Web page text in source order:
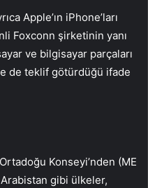
Apple’ın iPhone’ları
Foxconn şirketinin yanı
ve bilgisayar parçaları
de teklif götürdüğü ifade
Konseyi’nden (ME
gibi ülkeler,